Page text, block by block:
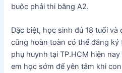
buộc phải thi bằng A2.
Đặc biệt, học sinh đủ 18 tuổi và
cũng hoàn toàn có thể đăng ký
phụ huynh tại TP.HCM hiện
em học sớm để yên tâm khi